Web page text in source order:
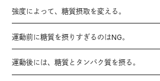
強度によって、糖質摂取を変える。
運動前に糖質を摂りすぎるのはNG。
運動後には、糖質とタンパク質を摂る。